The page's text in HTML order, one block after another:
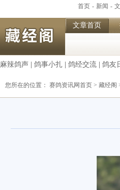
首页 - 新闻 -
文章首页
麻辣鸽声 鸽事小扎 鸽经交流 鸽友
您所在的位置： 赛鸽资讯网首页 > 藏经阁